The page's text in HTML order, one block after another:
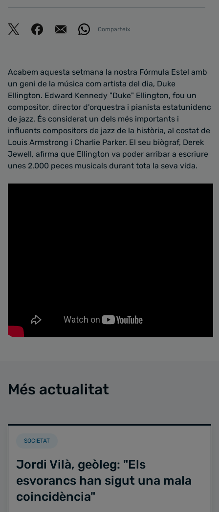
Comparteix
Acabem aquesta setmana la nostra Fórmula Estel amb
un geni de la música com artista del dia, Duke
Ellington. Edward Kennedy "Duke" Ellington, fou un
compositor, director d'orquestra i pianista estatunidenc
de jazz. És considerat un dels més importants i
influents compositors de jazz de la història, al costat de
Louis Armstrong i Charlie Parker. El seu biògraf, Derek
Jewell, afirma que Ellington va poder arribar a escriure
unes 2.000 peces musicals durant tota la seva vida.
Més actualitat
SOCIETAT
Jordi Vilà, geòleg: "Els
esvorancs han sigut una mala
coincidència"